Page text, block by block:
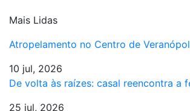
Mais Lidas
Atropelamento no Centro de
10 jul, 2026
De volta às raízes: casal reencontra a
25 jul, 2026